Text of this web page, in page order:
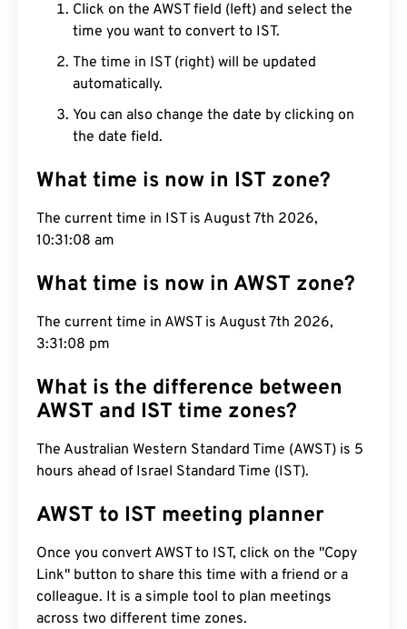
Click on the AWST field (left) and select the
time you want to convert to IST.
The time in IST (right) will be updated
automatically.
You can also change the date by clicking on
the date field.
What time is now in IST zone?
The current time in IST is August 7th 2026,
10:31:09 am
What time is now in AWST zone?
The current time in AWST is August 7th 2026,
3:31:09 pm
What is the difference between
AWST and IST time zones?
The Australian Western Standard Time (AWST) is 5
hours ahead of Israel Standard Time (IST).
AWST to IST meeting planner
Once you convert AWST to IST, click on the "Copy
Link" button to share this time with a friend or a
colleague. It is a simple tool to plan meetings
across two different time zones.